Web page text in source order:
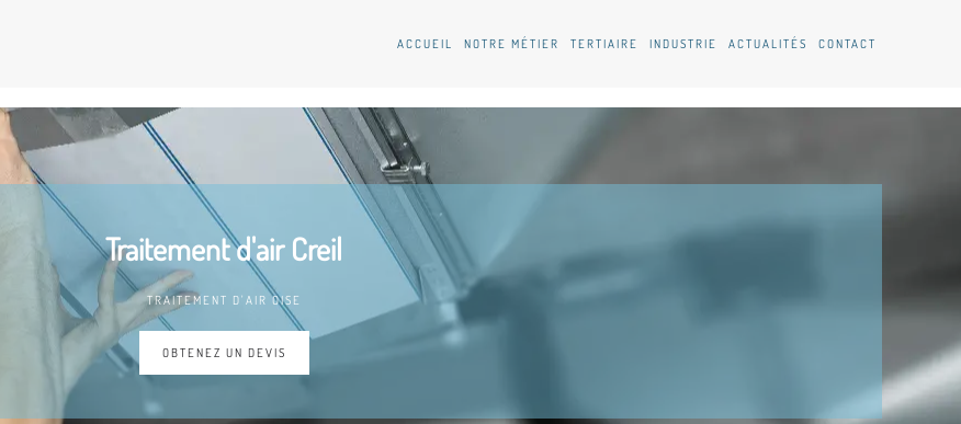
ACCUEIL NOTRE MÉTIER TERTIAIRE INDUSTRIE ACTUALITÉS CONTACT
Traitement d'air Creil
TRAITEMENT D'AIR OISE
OBTENEZ UN DEVIS